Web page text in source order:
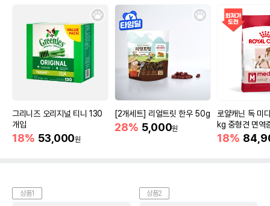
그리니즈 오리지널 티니 130
개입
18% 53,000원
[2개세트] 리얼트릿 한우 50g
28% 5,000원
로얄캐닌 독 미
kg 중형견 면역
18%
상품1 상품2